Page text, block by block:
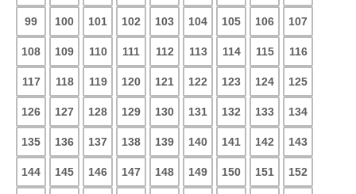
99 100 101 102 103 104 105 106 107
108 109 110 111 112 113 114 115 116
117 118 119 120 121 122 123 124 125
126 127 128 129 130 131 132 133 134
135 136 137 138 139 140 141 142 143
144 145 146 147 148 149 150 151 152